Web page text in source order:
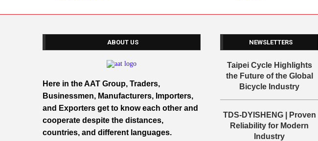
ABOUT US
Here in the AAT Group, Traders,
Businessmen, Manufacturers, Importers,
and Exporters get to know each other and
cooperate despite the distances,
countries, and different languages.
NEWSLETTERS
Taipei Cycle Highlights
the Future of the Global
Bicycle Industry
TDS-DYISHENG | Proven
Reliability for Modern
Industry